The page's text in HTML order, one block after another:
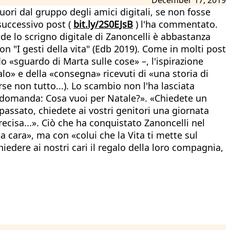
dal gruppo degli amici digitali, se non fosse
post ( bit.ly/2S0EJsB ) l'ha commentato.
lo scrigno digitale di Zanoncelli è abbastanza
"I gesti della vita" (Edb 2019). Come in molti post
«sguardo di Marta sulle cose» –, l'ispirazione
e della «consegna» ricevuti di «una storia di
non tutto...). Lo scambio non l'ha lasciata
Cosa vuoi per Natale?». «Chiedete un
chiedete ai vostri genitori una giornata
Ciò che ha conquistato Zanoncelli nel
cara», ma con «colui che la Vita ti mette sul
ai nostri cari il regalo della loro compagnia,